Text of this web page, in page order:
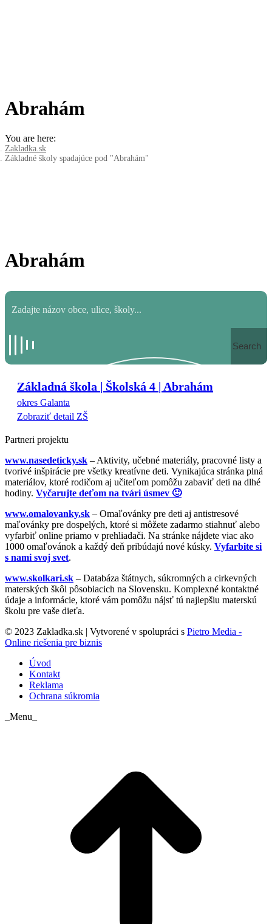
Abrahám
You are here:
Zakladka.sk
Základné školy spadajúce pod "Abrahám"
Abrahám
Search
Základná škola | Školská 4 | Abrahám
okres Galanta
Zobraziť detail ZŠ
Partneri projektu
www.nasedeticky.sk – Aktivity, učebné materiály, pracovné listy a
tvorivé inšpirácie pre všetky kreatívne deti. Vynikajúca stránka plná
materiálov, ktoré rodičom aj učiteľom pomôžu zabaviť deti na dlhé
hodiny. Vyčarujte deťom na tvári úsmev 🙂
www.omalovanky.sk – Omaľovánky pre deti aj antistresové
maľovánky pre dospelých, ktoré si môžete zadarmo stiahnuť alebo
vyfarbiť online priamo v prehliadači. Na stránke nájdete viac ako
1000 omaľovánok a každý deň pribúdajú nové kúsky. Vyfarbite si
s nami svoj svet.
www.skolkari.sk – Databáza štátnych, súkromných a cirkevných
materských škôl pôsobiacich na Slovensku. Komplexné kontaktné
údaje a informácie, ktoré vám pomôžu nájsť tú najlepšiu materskú
školu pre vaše dieťa.
© 2023 Zakladka.sk | Vytvorené v spolupráci s Pietro Media -
Online riešenia pre biznis
Úvod
Kontakt
Reklama
Ochrana súkromia
_Menu_